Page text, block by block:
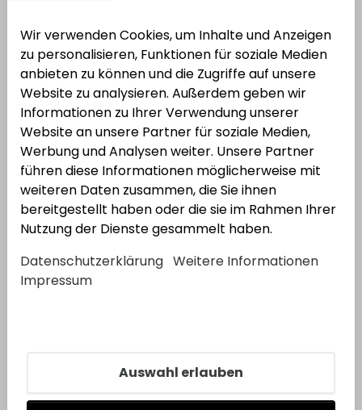
Brennenstuhl professionalLINE
Kabeltrommel CEE 1 IP44 20m H07RN-F 5G2,5
Bestell-Nr.:6604030686 EAN: 4007123637560
Wir verwenden Cookies, um Inhalte und Anzeigen
zu personalisieren, Funktionen für soziale Medien
anbieten zu können und die Zugriffe auf unsere
Website zu analysieren. Außerdem geben wir
Informationen zu Ihrer Verwendung unserer
Website an unsere Partner für soziale Medien,
Werbung und Analysen weiter. Unsere Partner
führen diese Informationen möglicherweise mit
weiteren Daten zusammen, die Sie ihnen
bereitgestellt haben oder die sie im Rahmen Ihrer
Nutzung der Dienste gesammelt haben.
Datenschutzerklärung Weitere Informationen
Impressum
Auswahl erlauben